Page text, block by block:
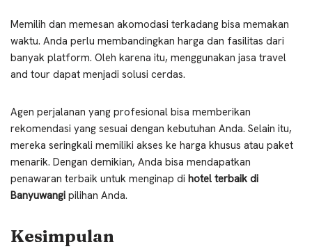
Memilih dan memesan akomodasi terkadang bisa memakan
waktu. Anda perlu membandingkan harga dan fasilitas dari
banyak platform. Oleh karena itu, menggunakan jasa travel
and tour dapat menjadi solusi cerdas.
Agen perjalanan yang profesional bisa memberikan
rekomendasi yang sesuai dengan kebutuhan Anda. Selain itu,
mereka seringkali memiliki akses ke harga khusus atau paket
menarik. Dengan demikian, Anda bisa mendapatkan
penawaran terbaik untuk menginap di hotel terbaik di
Banyuwangi pilihan Anda.
Kesimpulan